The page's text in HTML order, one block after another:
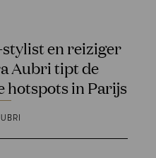
stylist en reiziger
Aubri tipt de
hotspots in Parijs